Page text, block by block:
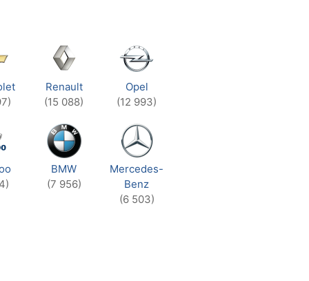
Renault
(15 088)
Opel
(12 993)
BMW
(7 956)
Mercedes-
Benz
(6 503)